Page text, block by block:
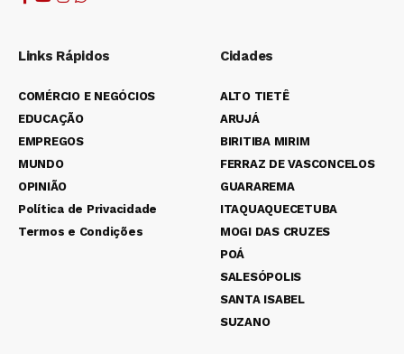
Links Rápidos
COMÉRCIO E NEGÓCIOS
EDUCAÇÃO
EMPREGOS
MUNDO
OPINIÃO
Política de Privacidade
Termos e Condições
Cidades
ALTO TIETÊ
ARUJÁ
BIRITIBA MIRIM
FERRAZ DE VASCONCELOS
GUARAREMA
ITAQUAQUECETUBA
MOGI DAS CRUZES
POÁ
SALESÓPOLIS
SANTA ISABEL
SUZANO